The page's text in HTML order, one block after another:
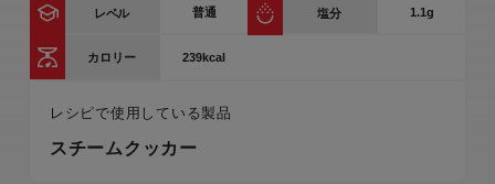
レベル 普通 塩分 1.1g
カロリー 239kcal
レシピで使用している製品
スチームクッカー